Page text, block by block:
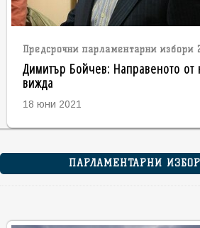
Предсрочни парламентарни избори
Димитър Бойчев: Направеното от
вижда
18 юни 2021
ПАРЛАМЕНТАРНИ